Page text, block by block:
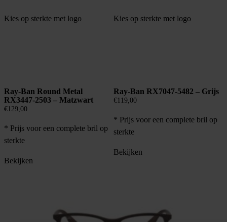
Kies op sterkte met logo
Ray-Ban Round Metal
RX3447-2503 – Matzwart
€129,00
* Prijs voor een complete bril op
sterkte
Bekijken
Kies op sterkte met logo
Ray-Ban RX7047-5482 – Grijs
€119,00
* Prijs voor een complete bril op
sterkte
Bekijken